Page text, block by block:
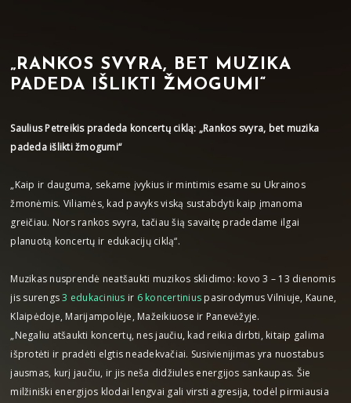
„RANKOS SVYRA, BET MUZIKA
PADEDA IŠLIKTI ŽMOGUMI“
Saulius Petreikis pradeda koncertų ciklą: „Rankos svyra, bet muzika
padeda išlikti žmogumi“
„Kaip ir dauguma, sekame įvykius ir mintimis esame su Ukrainos
žmonėmis. Viliamės, kad pavyks viską sustabdyti kaip įmanoma
greičiau. Nors rankos svyra, tačiau šią savaitę pradedame ilgai
planuotą koncertų ir edukacijų ciklą“.
Muzikas nusprendė neatšaukti muzikos sklidimo: kovo 3 – 13 dienomis
jis surengs3 edukacinius ir 6 koncertinius pasirodymus Vilniuje, Kaune,
Klaipėdoje, Marijampolėje, Mažeikiuose ir Panevėžyje.
„Negaliu atšaukti koncertų, nes jaučiu, kad reikia dirbti, kitaip galima
išprotėti ir pradėti elgtis neadekvačiai. Susivienijimas yra nuostabus
jausmas, kurį jaučiu, ir jis neša didžiules energijos sankaupas. Šie
milžiniški energijos klodai lengvai gali virsti agresija, todėl pirmiausia